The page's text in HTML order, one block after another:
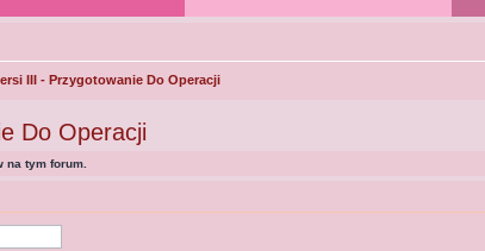
III - Przygotowanie Do Operacji
Do Operacji
na tym forum.